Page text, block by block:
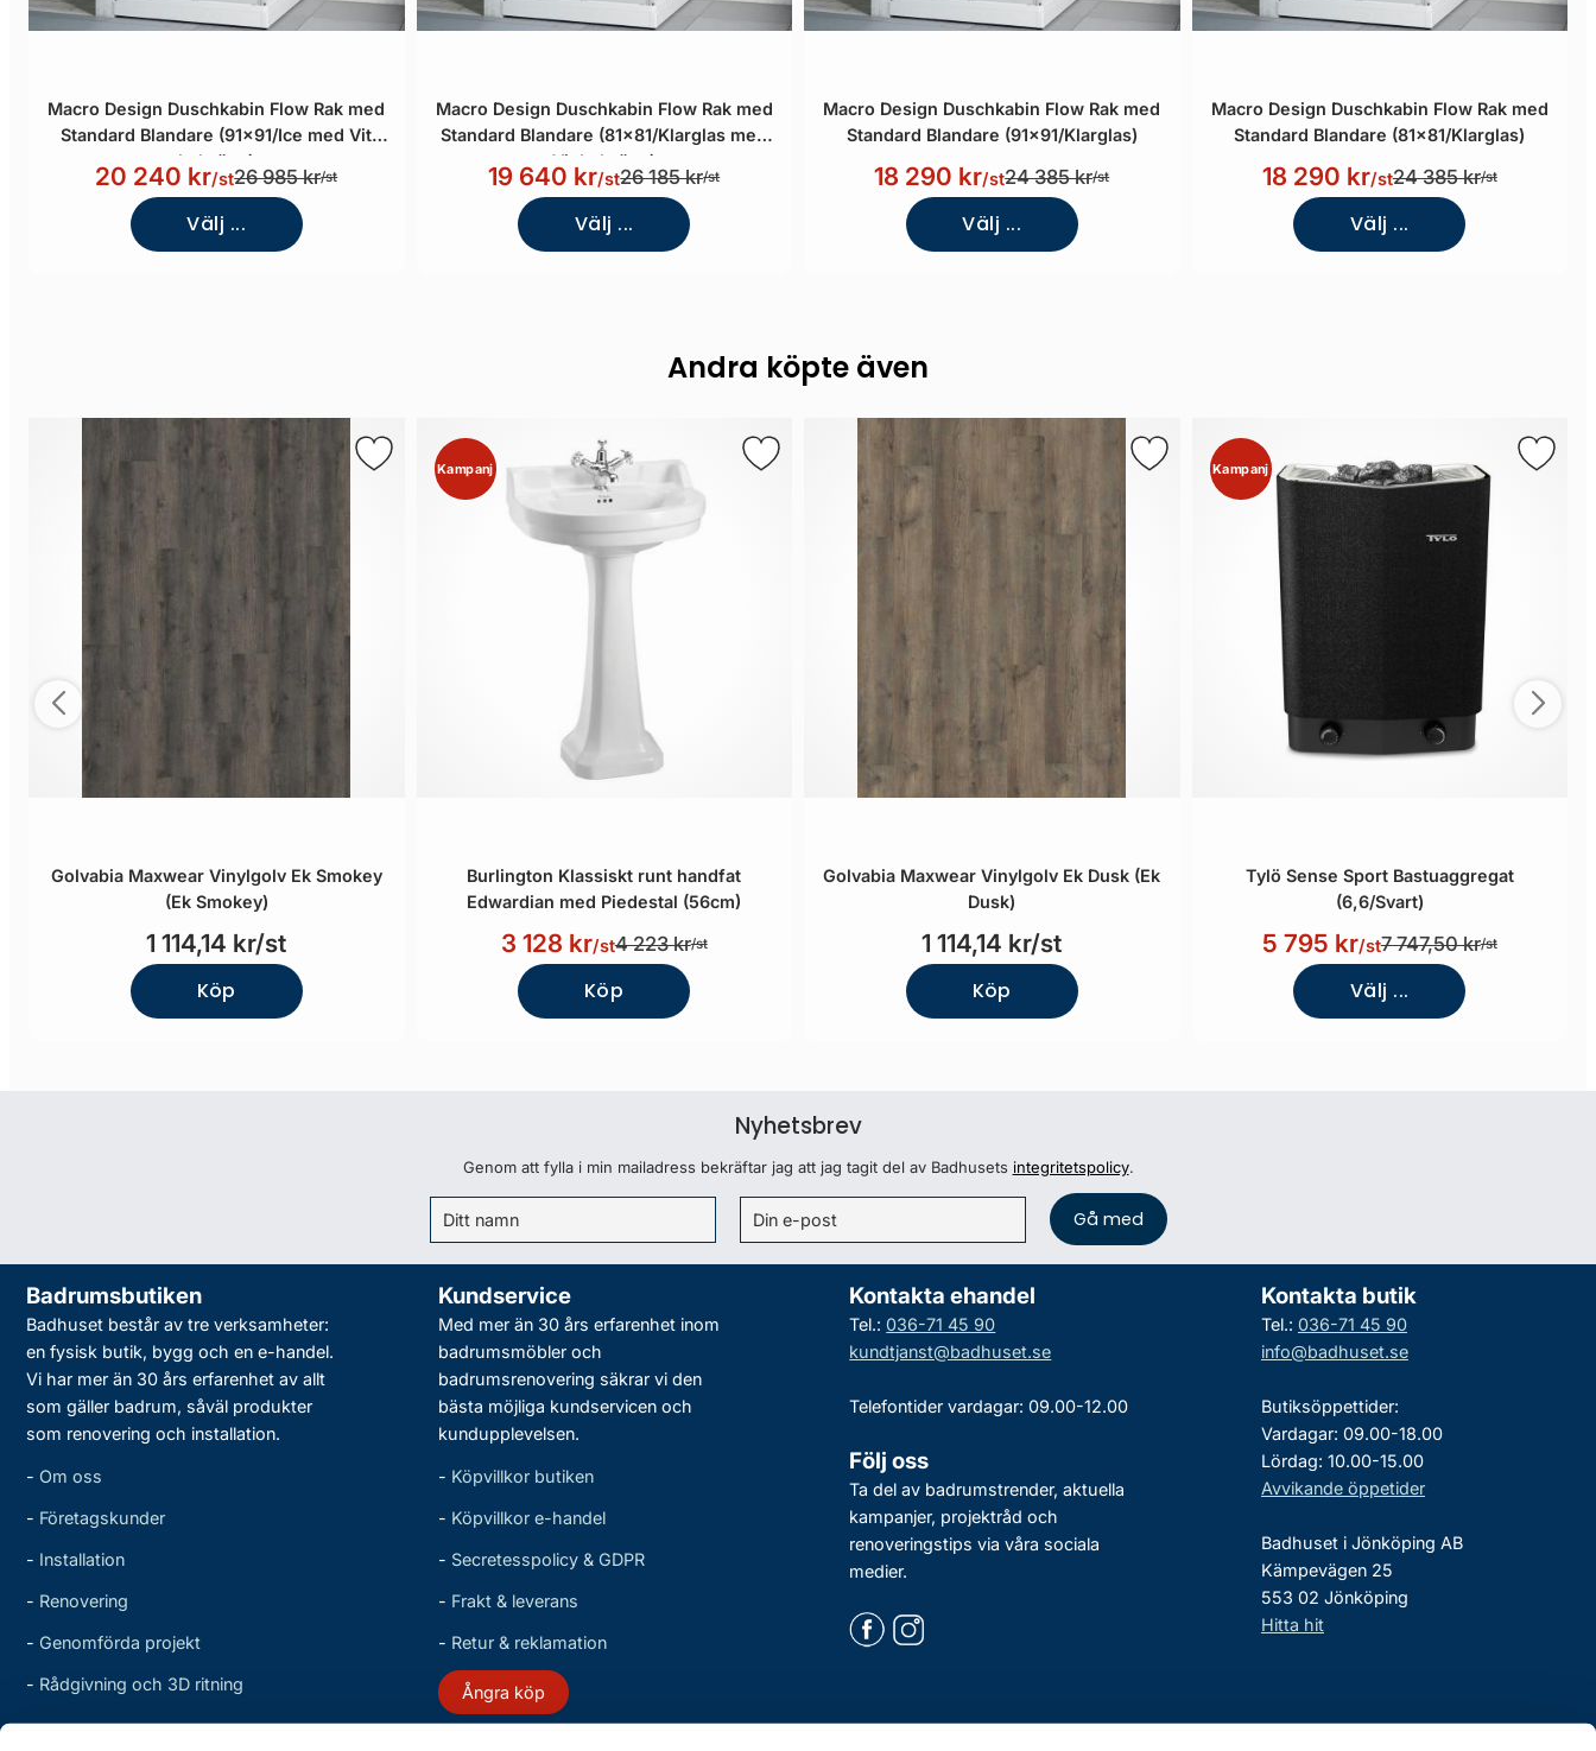
Macro Design Duschkabin Flow Rak med
Standard Blandare (91x91/Ice med Vit
bakvägg)
20 240 kr/st26 985 kr/st
Välj ...
Macro Design Duschkabin Flow Rak med
Standard Blandare (81x81/Klarglas med
Vit bakvägg)
19 640 kr/st26 185 kr/st
Välj ...
Macro Design Duschkabin Flow Rak med
Standard Blandare (91x91/Klarglas)
18 290 kr/st24 385 kr/st
Välj ...
Macro Design Duschkabin Flow Rak med
Standard Blandare (81x81/Klarglas)
18 290 kr/st24 385 kr/st
Välj ...
Andra köpte även
Golvabia Maxwear Vinylgolv Ek Smokey
(Ek Smokey)
1 114,14 kr/st
Köp
Kampanj
Burlington Klassiskt runt handfat
Edwardian med Piedestal (56cm)
3 128 kr/st4 223 kr/st
Köp
Golvabia Maxwear Vinylgolv Ek Dusk (Ek
Dusk)
1 114,14 kr/st
Köp
Kampanj
Tylö Sense Sport Bastuaggregat
(6,6/Svart)
5 795 kr/st7 747,50 kr/st
Välj ...
Nyhetsbrev
Genom att fylla i min mailadress bekräftar jag att jag tagit del av Badhusets integritetspolicy.
Badrumsbutiken
Badhuset består av tre verksamheter:
en fysisk butik, bygg och en e-handel.
Vi har mer än 30 års erfarenhet av allt
som gäller badrum, såväl produkter
som renovering och installation.
- Om oss
- Företagskunder
- Installation
- Renovering
- Genomförda projekt
- Rådgivning och 3D ritning
Kundservice
Med mer än 30 års erfarenhet inom
badrumsmöbler och
badrumsrenovering säkrar vi den
bästa möjliga kundservicen och
kundupplevelsen.
- Köpvillkor butiken
- Köpvillkor e-handel
- Secretesspolicy & GDPR
- Frakt & leverans
- Retur & reklamation
Ångra köp
Kontakta ehandel
Tel.: 036-71 45 90
kundtjanst@badhuset.se
Telefontider vardagar: 09.00-12.00
Följ oss
Ta del av badrumstrender, aktuella
kampanjer, projektråd och
renoveringstips via våra sociala
medier.
Kontakta butik
Tel.: 036-71 45 90
info@badhuset.se
Butiksöppettider:
Vardagar: 09.00-18.00
Lördag: 10.00-15.00
Avvikande öppetider
Badhuset i Jönköping AB
Kämpevägen 25
553 02 Jönköping
Hitta hit